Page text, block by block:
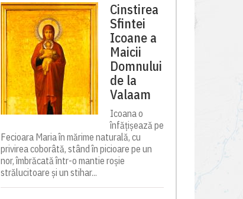
Cinstirea
Sfintei
Icoane a
Maicii
Domnului
de la
Valaam
Icoana o
înfățișează pe
Fecioara Maria în mărime naturală, cu
privirea coborâtă, stând în picioare pe un
nor, îmbrăcată într-o mantie roșie
strălucitoare și un stihar...